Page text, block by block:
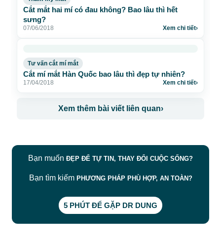
Cắt mắt hai mí có đau không? Bao lâu thì hết
sưng?
07/06/2018 Xem chi tiết›
Tư vấn cắt mí mắt
Cắt mí mắt Hàn Quốc bao lâu thì đẹp tự nhiên?
17/04/2018 Xem chi tiết›
Xem thêm bài viết liên quan›
Bạn muốn ĐẸP ĐỂ TỰ TIN, THAY ĐỔI CUỘC SỐNG?
Bạn tìm kiếm PHƯƠNG PHÁP PHÙ HỢP, AN TOÀN?
5 PHÚT ĐỂ GẶP DR DUNG